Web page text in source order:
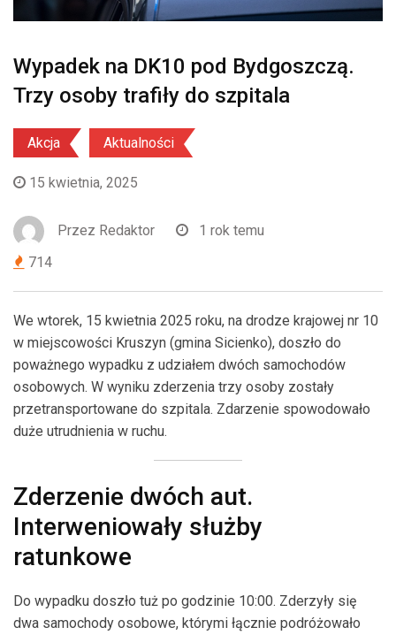
Wypadek na DK10 pod Bydgoszczą.
Trzy osoby trafiły do szpitala
Akcja Aktualności
15 kwietnia, 2025
Przez Redaktor
1 rok temu
714
We wtorek, 15 kwietnia 2025 roku, na drodze krajowej nr 10
w miejscowości Kruszyn (gmina Sicienko), doszło do
poważnego wypadku z udziałem dwóch samochodów
osobowych. W wyniku zderzenia trzy osoby zostały
przetransportowane do szpitala. Zdarzenie spowodowało
duże utrudnienia w ruchu.
Zderzenie dwóch aut.
Interweniowały służby
ratunkowe
Do wypadku doszło tuż po godzinie 10:00. Zderzyły się
dwa samochody osobowe, którymi łącznie podróżowało